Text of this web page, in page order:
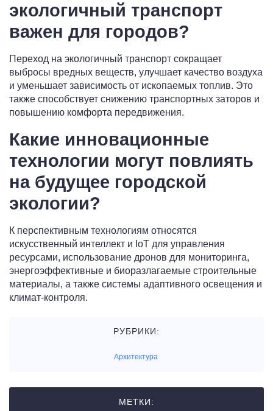
экологичный транспорт
важен для городов?
Переход на экологичный транспорт сокращает
выбросы вредных веществ, улучшает качество воздуха
и уменьшает зависимость от ископаемых топлив. Это
также способствует снижению транспортных заторов и
повышению комфорта передвижения.
Какие инновационные
технологии могут повлиять
на будущее городской
экологии?
К перспективным технологиям относятся
искусственный интеллект и IoT для управления
ресурсами, использование дронов для мониторинга,
энергоэффективные и биоразлагаемые строительные
материалы, а также системы адаптивного освещения и
климат-контроля.
РУБРИКИ:
Архитектура
МЕТКИ: